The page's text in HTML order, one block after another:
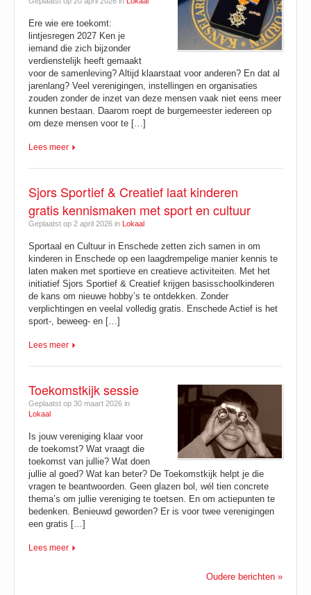
Ere wie ere toekomt:
lintjesregen 2027 Ken je
iemand die zich bijzonder
verdienstelijk heeft gemaakt
voor de samenleving? Altijd klaarstaat voor anderen? En dat al
jarenlang? Veel verenigingen, instellingen en organisaties
zouden zonder de inzet van deze mensen vaak niet eens meer
kunnen bestaan. Daarom roept de burgemeester iedereen op
om deze mensen voor te […]
Lees meer
Sjors Sportief & Creatief laat kinderen
gratis kennismaken met sport en cultuur
Geplaatst op 2 april 2026 in Lokaal
Sportaal en Cultuur in Enschede zetten zich samen in om
kinderen in Enschede op een laagdrempelige manier kennis te
laten maken met sportieve en creatieve activiteiten. Met het
initiatief Sjors Sportief & Creatief krijgen basisschoolkinderen
de kans om nieuwe hobby’s te ontdekken. Zonder
verplichtingen en veelal volledig gratis. Enschede Actief is het
sport-, beweeg- en […]
Lees meer
Toekomstkijk sessie
Geplaatst op 30 maart 2026 in
Lokaal
Is jouw vereniging klaar voor
de toekomst? Wat vraagt die
toekomst van jullie? Wat doen
jullie al goed? Wat kan beter? De Toekomstkijk helpt je die
vragen te beantwoorden. Geen glazen bol, wél tien concrete
thema’s om jullie vereniging te toetsen. En om actiepunten te
bedenken. Benieuwd geworden? Er is voor twee verenigingen
een gratis […]
Lees meer
Oudere berichten »